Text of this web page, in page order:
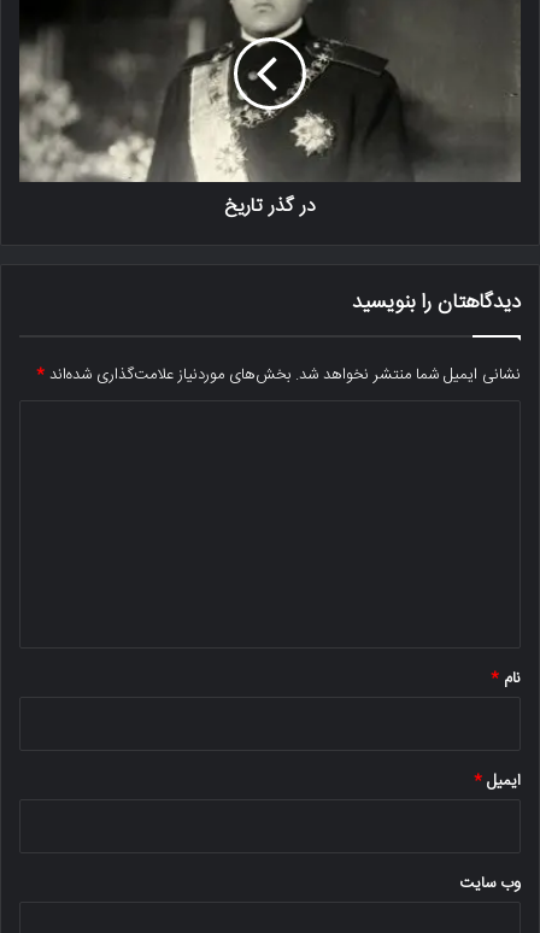
در گذر تاریخ
دیدگاهتان را بنویسید
نشانی ایمیل شما منتشر نخواهد شد. بخش‌های موردنیاز علامت‌گذاری شده‌اند*
نام *
ایمیل*
وب‌ سایت